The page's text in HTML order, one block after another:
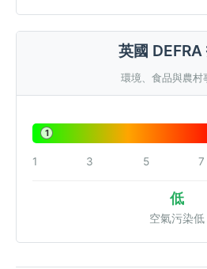
英國 DEFRA
環境、食品與農村
1
1 3 5 7
低
空氣污染低